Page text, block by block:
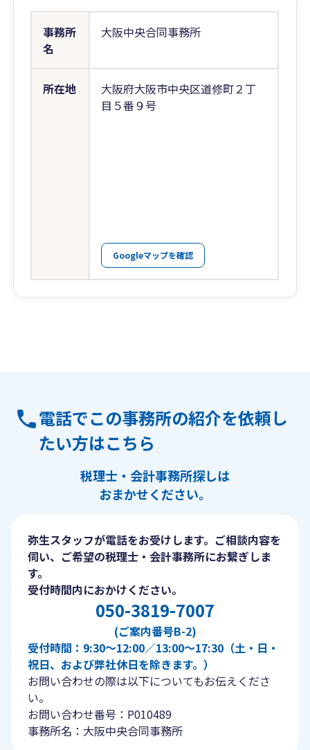
事務所
名
大阪中央合同事務所
所在地
大阪府大阪市中央区道修町２丁
目５番９号
Googleマップを確認
電話でこの事務所の紹介を依頼し
たい方はこちら
税理士・会計事務所探しは
おまかせください。
弥生スタッフが電話をお受けします。ご相談内容を
伺い、ご希望の税理士・会計事務所にお繋ぎしま
す。
受付時間内におかけください。
050-3819-7007
(ご案内番号B-2)
受付時間：9:30〜12:00／13:00〜17:30（土・日・
祝日、および弊社休日を除きます。）
お問い合わせの際は以下についてもお伝えくださ
い。
お問い合わせ番号：P010489
事務所名：大阪中央合同事務所